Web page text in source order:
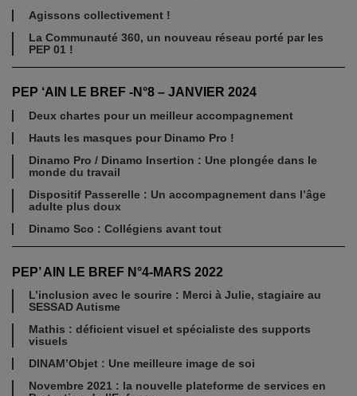
Agissons collectivement !
La Communauté 360, un nouveau réseau porté par les
PEP 01 !
PEP ‘AIN LE BREF -N°8 – JANVIER 2024
Deux chartes pour un meilleur accompagnement
Hauts les masques pour Dinamo Pro !
Dinamo Pro / Dinamo Insertion : Une plongée dans le
monde du travail
Dispositif Passerelle : Un accompagnement dans l’âge
adulte plus doux
Dinamo Sco : Collégiens avant tout
PEP’ AIN LE BREF N°4-MARS 2022
L’inclusion avec le sourire : Merci à Julie, stagiaire au
SESSAD Autisme
Mathis : déficient visuel et spécialiste des supports
visuels
DINAM’Objet : Une meilleure image de soi
Novembre 2021 : la nouvelle plateforme de services en